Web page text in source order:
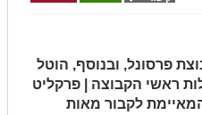
ל-6 חברות מקבוצת פרסונל, ובנוסף, הוטל
ראשי הקבוצה | פרקליט
לקבור מאות